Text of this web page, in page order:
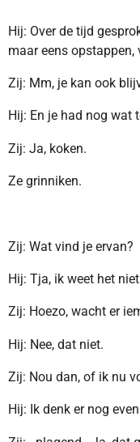
Hij: Over de tijd
maar eens opstappen,
Zij: Mm, je kan ook
Hij: En je had nog wat
Zij: Ja, koken.
Ze grinniken.
Zij: Wat vind je ervan?
Hij: Tja, ik weet het
Zij: Hoezo, wacht er
Hij: Nee, dat niet.
Zij: Nou dan, of ik nu
Hij: Ik denk er nog